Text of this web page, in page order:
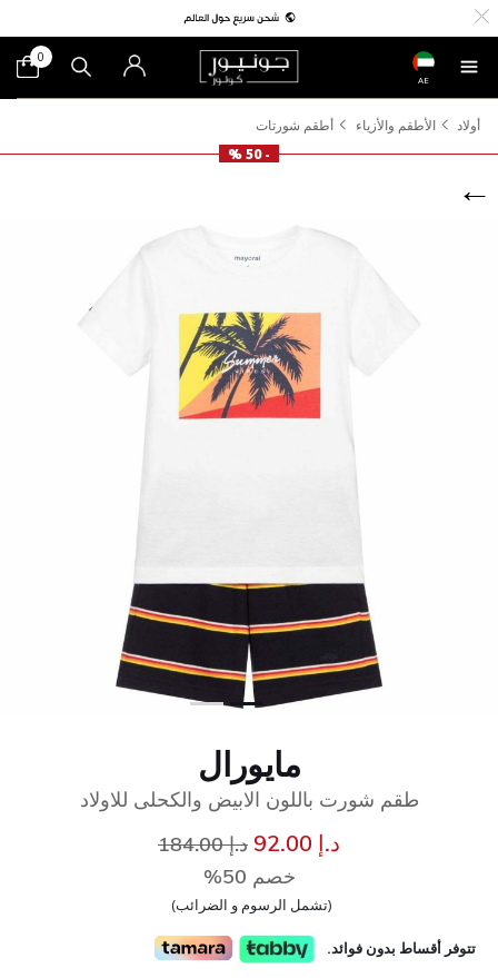
AE
0
أولاد الأطقم والأزياء
أطقم شورتات
- 50 %
مايورال
طقم شورت باللون الابيض والكحلى للاولاد
د.إ 92.00 سعر مخفض مند.إ 184.00
خصم 50%
(تشمل الرسوم و الضرائب)
تتوفر أقساط بدون فوائد.